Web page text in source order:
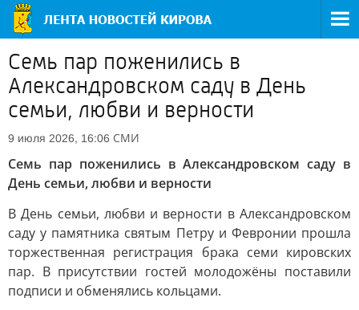
Семь пар поженились в
Александровском саду в День
семьи, любви и верности
9 июля 2026, 16:06 СМИ
Семь пар поженились в Александровском саду в
День семьи, любви и верности
В День семьи, любви и верности в Александровском
саду у памятника святым Петру и Февронии прошла
торжественная регистрация брака семи кировских
пар. В присутствии гостей молодожёны поставили
подписи и обменялись кольцами.